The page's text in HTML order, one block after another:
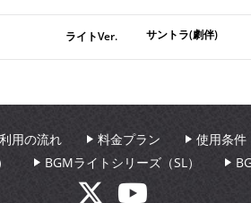
ライトVer. サントラ(劇伴)
用の流れ 料金プラン 使用条件
BGMライトシリーズ（SL）